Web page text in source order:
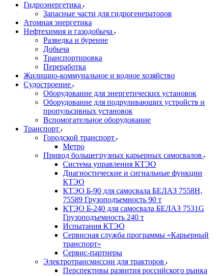
Гидроэнергетика
Запасные части для гидрогенераторов
Атомная энергетика
Нефтехимия и газодобыча
Разведка и бурение
Добыча
Транспортировка
Переработка
Жилищно-коммунальное и водное хозяйство
Судостроение
Оборудование для энергетических установок
Оборудование для подруливающих устройств и
пропульсивных установок
Вспомогательное оборудование
Транспорт
Городской транспорт
Метро
Привод большегрузных карьерных самосвалов
Система управления КТЭО
Диагностические и сигнальные функции
КТЭО
КТЭО Б-90 для самосвала БЕЛАЗ 7558H,
75589 Грузоподъемность 90 т
КТЭО Б-240 для самосвала БЕЛАЗ 7531G
Грузоподъемность 240 т
Испытания КТЭО
Сервисная служба программы «Карьерный
транспорт»
Сервис-партнеры
Электротрансмиссии для тракторов
Перспективы развития российского рынка